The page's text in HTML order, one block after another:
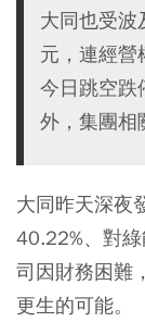
大同也受
元，連經營
今日跳空
外，集團相
大同昨天深夜
40.22%、對
司因財務困難
更生的可能。